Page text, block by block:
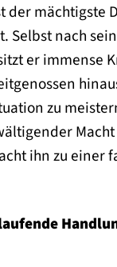
der mächtigste
Selbst nach
er immense
zu
Macht
ihn zu einer